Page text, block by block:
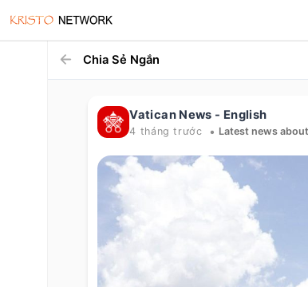
Chia Sẻ Ngắn
Vatican News - English
4 tháng trước • Latest news